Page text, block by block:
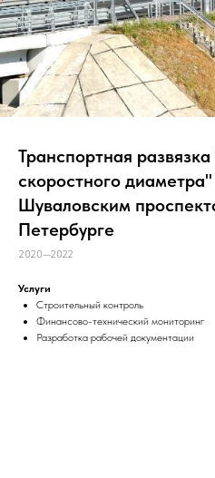
Транспортная
скоростного
Шуваловским
Петербурге
2020—2022
Услуги
Строительный контроль
Финансово-технический мониторинг
Разработка рабочей документации